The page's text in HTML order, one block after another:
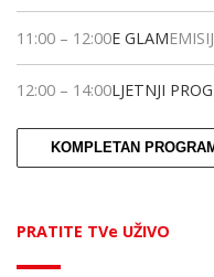
11:00 – 12:00E GLAM
12:00 – 14:00LJETNJI
KOMPLETAN
PRATITE TVe UŽIVO